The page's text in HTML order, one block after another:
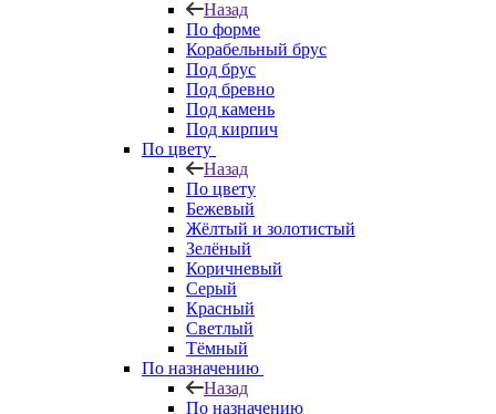
Назад
По форме
Корабельный брус
Под брус
Под бревно
Под камень
Под кирпич
По цвету
Назад
По цвету
Бежевый
Жёлтый и золотистый
Зелёный
Коричневый
Серый
Красный
Светлый
Тёмный
По назначению
Назад
По назначению